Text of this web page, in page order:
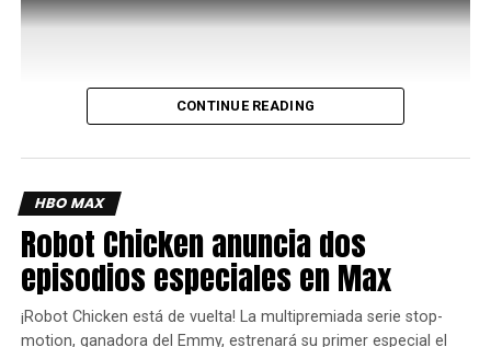
Inspirado en la marca oficial del torneo, ambos
dispositivos combinan elementos icónicos del fútbol con
la artesanía característica de Motorola, lo que da como
resultado productos premium y profundamente arraigados
en la cultura del juego.
CONTINUE READING
HBO MAX
Robot Chicken anuncia dos
episodios especiales en Max
¡Robot Chicken está de vuelta! La multipremiada serie stop-
motion, ganadora del Emmy, estrenará su primer especial el